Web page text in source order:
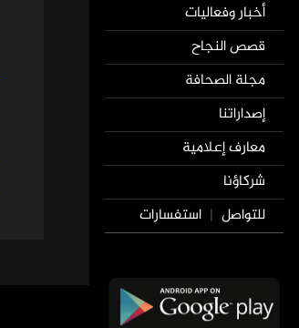
أخبار وفعاليات
قصص النجاح
مجلة الصحافة
إصداراتنا
معارف إعلامية
شركاؤنا
للتواصل | استفسارات